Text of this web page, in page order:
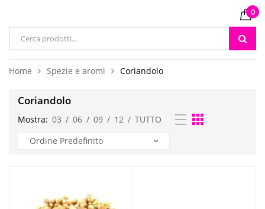
Products
0
Home Spezie e aromi Coriandolo
Coriandolo
Mostra: 03 / 06 / 09 / 12 / TUTTO